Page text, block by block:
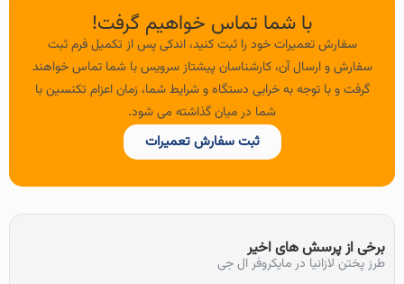
با شما تماس خواهیم گرفت!
سفارش تعمیرات خود را ثبت کنید، اندکی پس از تکمیل فرم ثبت
سفارش و ارسال آن، کارشناسان پیشتاز سرویس با شما تماس خواهند
گرفت و با توجه به خرابی دستگاه و شرایط شما، زمان اعزام تکنسین با
شما در میان گذاشته می شود.
ثبت سفارش تعمیرات
برخی از پرسش های اخیر
طرز پختن لازانیا در مایکروفر ال جی